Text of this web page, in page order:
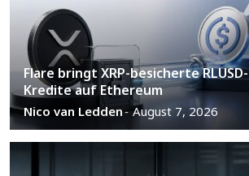
Flare bringt XRP-besicherte RLUSD-
Kredite auf Ethereum
Nico van Ledden- August 7, 2026